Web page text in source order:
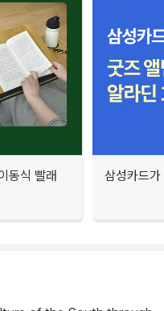
동식 빨래
삼성카드